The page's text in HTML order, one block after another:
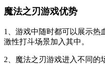
魔法之刃游戏优势
1、游戏中随时都可以展示热
激性打斗场景加入其中。
2、魔法之刃游戏进入不同的